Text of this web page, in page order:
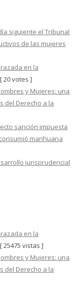
siguiente el Tribunal
de las mujeres
en la
[ 20 votes ]
y Mujeres: una
del Derecho a la
sanción impuesta
marihuana
jurisprudencial
en la
[ 25475 vistas ]
y Mujeres: una
del Derecho a la